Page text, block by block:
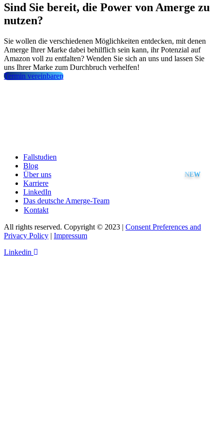
Sind Sie bereit, die Power von Amerge zu
nutzen?
Sie wollen die verschiedenen Möglichkeiten entdecken, mit denen
Amerge Ihrer Marke dabei behilflich sein kann, ihr Potenzial auf
Amazon voll zu entfalten? Wenden Sie sich an uns und lassen Sie
uns Ihrer Marke zum Durchbruch verhelfen!
Termin vereinbaren
Fallstudien
Blog
Über uns
Karriere
LinkedIn
Das deutsche Amerge-Team
Kontakt
All rights reserved. Copyright © 2023 | Consent Preferences and
Privacy Policy | Impressum
Linkedin